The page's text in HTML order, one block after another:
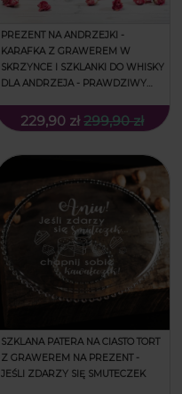
PREZENT NA ANDRZEJKI -
KARAFKA Z GRAWEREM W
SKRZYNCE I SZKLANKI DO WHISKY
DLA ANDRZEJA - PRAWDZIWY
229,90 zł 299,90 zł
SZKLANA PATERA NA CIASTO TORT
Z GRAWEREM NA PREZENT -
JEŚLI ZDARZY SIĘ SMUTECZEK